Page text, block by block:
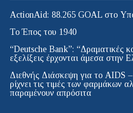
ActionAid: 88.265 GOAL στο
Το Έπος του 1940
“Deutsche Bank”: “Δραματικές
εξελίξεις έρχονται άμεσα στην
Διεθνής Διάσκεψη για το AIDS
ρίχνει τις τιμές των φαρμάκων
παραμένουν απρόσιτα